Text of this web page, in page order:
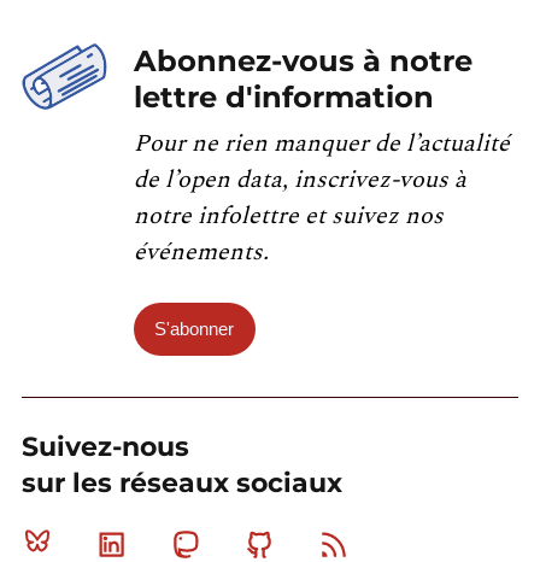
Abonnez-vous à notre
lettre d'information
Pour ne rien manquer de l’actualité
de l’open data, inscrivez-vous à
notre infolettre et suivez nos
événements.
S'abonner
Suivez-nous
sur les réseaux sociaux
Bluesky Linkedin MastodonGithub